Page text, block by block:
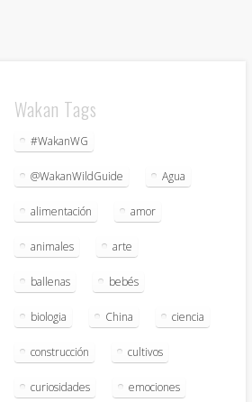
Wakan Tags
#WakanWG
@WakanWildGuide Agua
alimentación amor
animales arte
ballenas bebés
biologia China ciencia
construcción cultivos
curiosidades emociones